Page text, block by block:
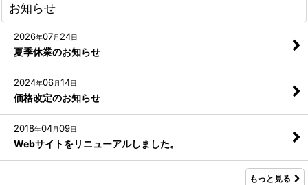
お知らせ
2026年07月 24日
夏季休業のお知らせ
2024年06月14日
価格改定のお知らせ
2018年04月09日
Webサイトをリニューアルしました。
もっと見る